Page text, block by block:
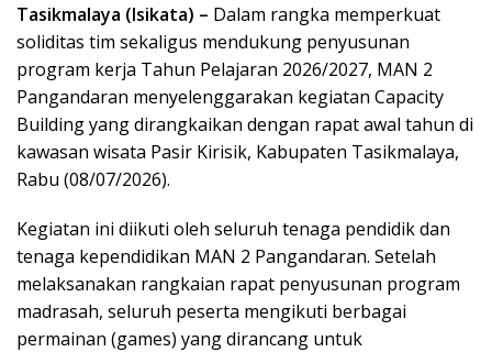
Tasikmalaya (Isikata) – Dalam rangka memperkuat
soliditas tim sekaligus mendukung penyusunan
program kerja Tahun Pelajaran 2026/2027, MAN 2
Pangandaran menyelenggarakan kegiatan Capacity
Building yang dirangkaikan dengan rapat awal tahun di
kawasan wisata Pasir Kirisik, Kabupaten Tasikmalaya,
Rabu (08/07/2026).
Kegiatan ini diikuti oleh seluruh tenaga pendidik dan
tenaga kependidikan MAN 2 Pangandaran. Setelah
melaksanakan rangkaian rapat penyusunan program
madrasah, seluruh peserta mengikuti berbagai
permainan (games) yang dirancang untuk